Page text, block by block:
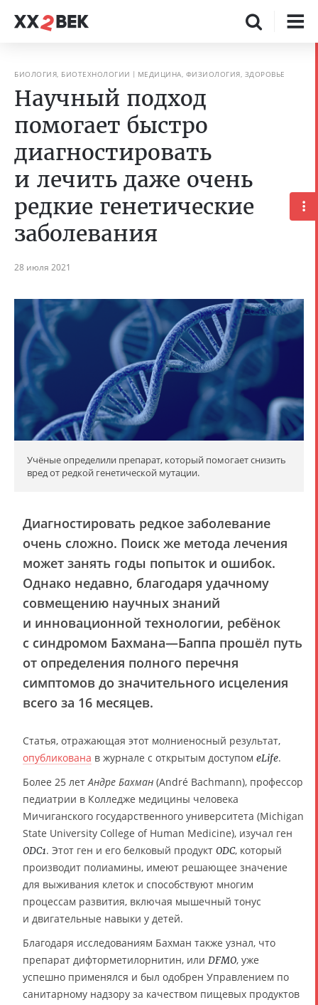
БИОЛОГИЯ, БИОТЕХНОЛОГИИ МЕДИЦИНА, ФИЗИОЛОГИЯ, ЗДОРОВЬЕ
Научный подход
помогает быстро
диагностировать
и лечить даже очень
редкие генетические
заболевания
28 июля 2021
Учёные определили препарат, который помогает снизить
вред от редкой генетической мутации.
Диагностировать редкое заболевание
очень сложно. Поиск же метода лечения
может занять годы попыток и ошибок.
Однако недавно, благодаря удачному
совмещению научных знаний
и инновационной технологии, ребёнок
с синдромом Бахмана—Баппа прошёл путь
от определения полного перечня
симптомов до значительного исцеления
всего за 16 месяцев.
Статья, отражающая этот молниеносный результат,
опубликована в журнале с открытым доступом eLife.
Более 25 летАндре Бахман (André Bachmann), профессор
педиатрии в Колледже медицины человека
Мичиганского государственного университета (Michigan
State University College of Human Medicine), изучал ген
ODC1. Этот ген и его белковый продукт ODC, который
производит полиамины, имеют решающее значение
для выживания клеток и способствуют многим
процессам развития, включая мышечный тонус
и двигательные навыки у детей.
Благодаря исследованиям Бахман также узнал, что
препарат дифторметилорнитин, или DFMO, уже
успешно применялся и был одобрен Управлением по
санитарному надзору за качеством пищевых продуктов